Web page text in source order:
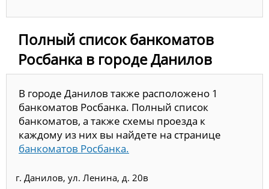
Полный список банкоматов
Росбанка в городе Данилов
В городе Данилов также расположено 1
банкоматов Росбанка. Полный список
банкоматов, а также схемы проезда к
каждому из них вы найдете на странице
банкоматов Росбанка.
г. Данилов, ул. Ленина, д. 20в